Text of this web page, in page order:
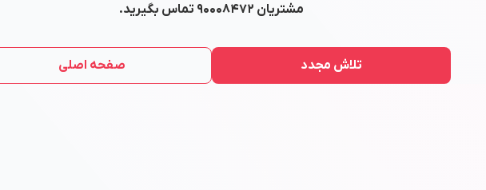
مشتریان ۹۰۰۰۸۴۷۲ تماس بگیرید.
تلاش مجدد صفحه اصلی